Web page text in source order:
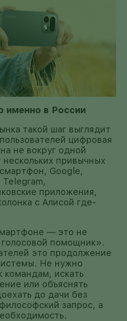
именно в России
такой шаг выглядит
цифровая
не вокруг одной
нескольких привычных
Google,
Telegram,
приложения,
с Алисой где-
— это не
помощник».
это продолжение
Не нужно
командам, искать
или объяснять
до дачи без
запрос, а